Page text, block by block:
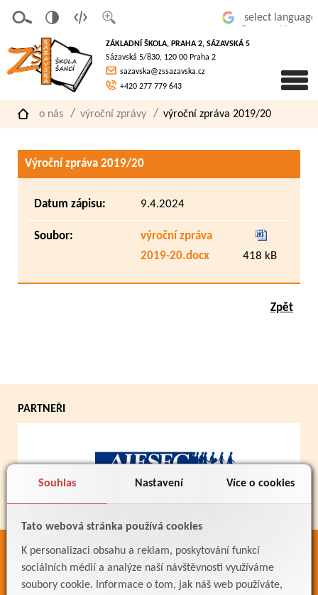
Souhlas Nastavení Více o cookies
Tato webová stránka používá cookies
K personalizaci obsahu a reklam, poskytování funkcí
sociálních médií a analýze naší návštěvnosti využíváme
soubory cookie. Informace o tom, jak náš web používáte,
písmo
á
verze
pro
slaboz
raké
ZÁKLADNÍ ŠKOLA, PRAHA 2, SÁZAVSKÁ 5
Sázavská 5/830, 120 00 Praha 2
sazavska@zssazavska.cz
+420 277 779 643
o nás výroční zprávy výroční zpráva 2019/20
Výroční zpráva 2019/20
Datum zápisu: 9.4.2024
Soubor:
výroční zpráva
2019-20.docx
418 kB
Zpět
PARTNEŘI
ODKAZY
Bakaláři